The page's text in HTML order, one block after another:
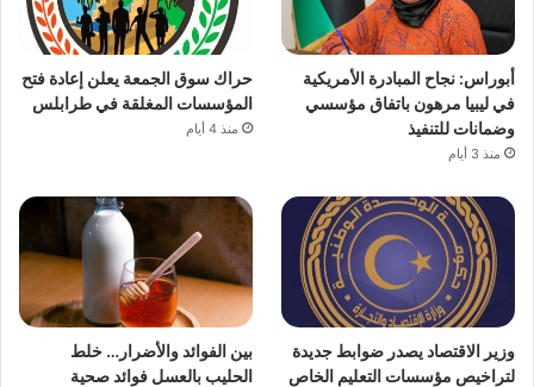
أبوراس: نجاح المبادرة الأمريكية
في ليبيا مرهون باتفاق مؤسسي
وضمانات للتنفيذ
منذ 3 أيام
حراك سوق الجمعة يعلن إعادة فتح
المؤسسات المغلقة في طرابلس
منذ 4 أيام
وزير الاقتصاد يصدر ضوابط جديدة
لتراخيص مؤسسات التعليم الخاص
بين الفوائد والأضرار… خلط
الحليب بالعسل فوائد صحية